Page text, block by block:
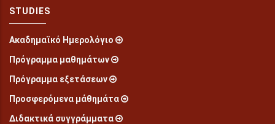
STUDIES
Ακαδημαϊκό Ημερολόγιο
Πρόγραμμα μαθημάτων
Πρόγραμμα εξετάσεων
Προσφερόμενα μάθημάτα
Διδακτικά συγγράμματα